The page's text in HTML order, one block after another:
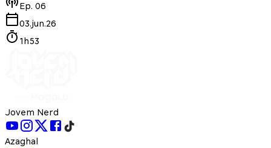
Ep. 06
03.jun.26
1h53
Jovem Nerd
Azaghal